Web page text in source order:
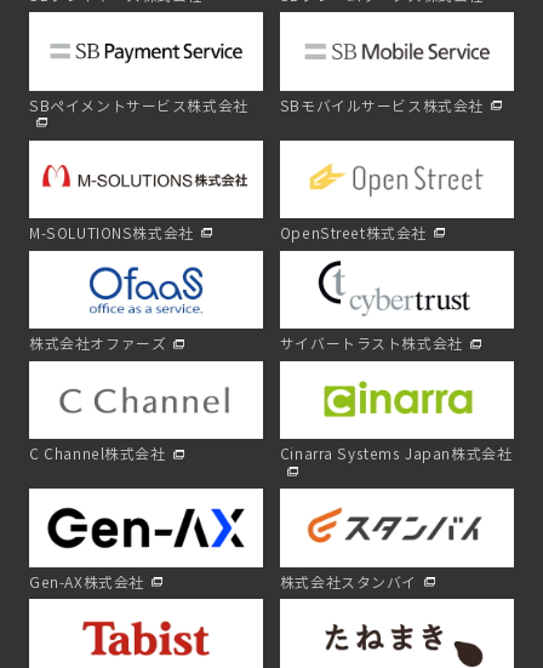
SBペイメントサービス株式会社 SBモバイルサービス株式会社
M-SOLUTIONS株式会社 OpenStreet株式会社
株式会社オファーズ サイバートラスト株式会社
C Channel株式会社 Cinarra Systems Japan株式会社
Gen-AX株式会社 株式会社スタンバイ